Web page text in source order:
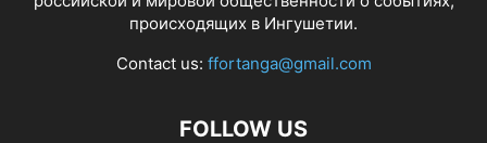
происходящих в Ингушетии.
Contact us: ffortanga@gmail.com
FOLLOW US